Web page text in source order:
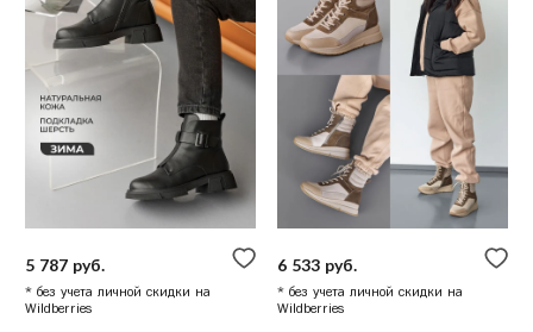
5 787 руб.
* без учета личной скидки на
Wildberries
6 533 руб.
* без учета личной скидки на
Wildberries